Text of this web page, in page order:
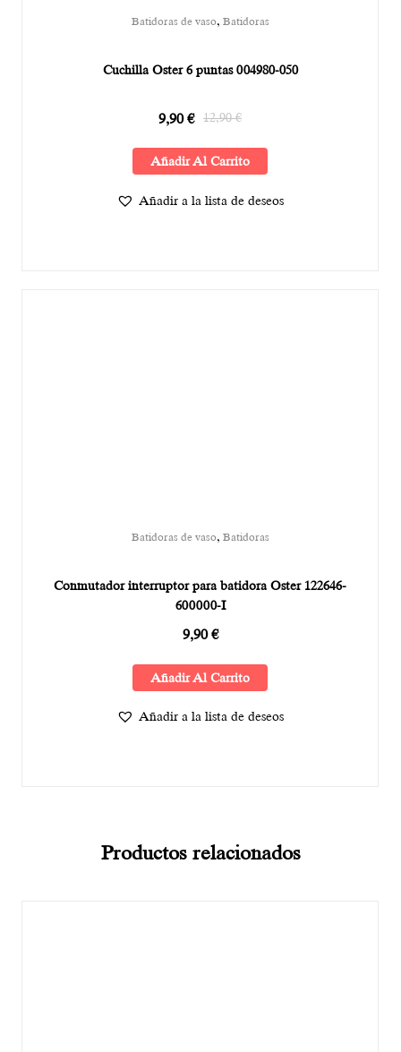
Batidoras de vaso, Batidoras
Cuchilla Oster 6 puntas 004980-050
12,90€
9,90€
Añadir Al Carrito
Añadir a la lista de deseos
Batidoras de vaso, Batidoras
Conmutador interruptor para batidora Oster 122646-
600000-I
9,90€
Añadir Al Carrito
Añadir a la lista de deseos
Productos relacionados